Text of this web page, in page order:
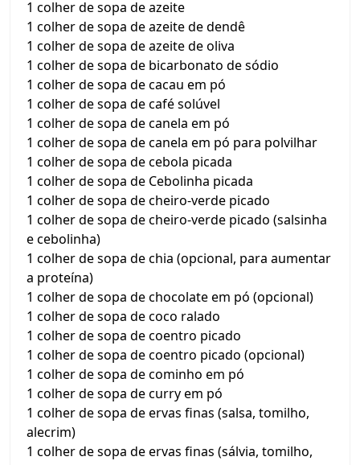
1 colher de sopa de azeite
1 colher de sopa de azeite de dendê
1 colher de sopa de azeite de oliva
1 colher de sopa de bicarbonato de sódio
1 colher de sopa de cacau em pó
1 colher de sopa de café solúvel
1 colher de sopa de canela em pó
1 colher de sopa de canela em pó para polvilhar
1 colher de sopa de cebola picada
1 colher de sopa de Cebolinha picada
1 colher de sopa de cheiro-verde picado
1 colher de sopa de cheiro-verde picado (salsinha
e cebolinha)
1 colher de sopa de chia (opcional, para aumentar
a proteína)
1 colher de sopa de chocolate em pó (opcional)
1 colher de sopa de coco ralado
1 colher de sopa de coentro picado
1 colher de sopa de coentro picado (opcional)
1 colher de sopa de cominho em pó
1 colher de sopa de curry em pó
1 colher de sopa de ervas finas (salsa, tomilho,
alecrim)
1 colher de sopa de ervas finas (sálvia, tomilho,